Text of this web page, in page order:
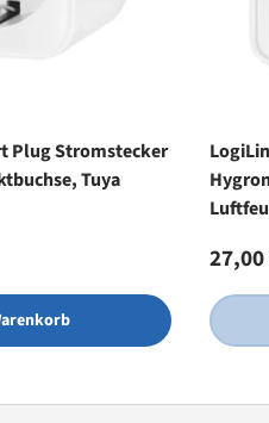
Plug Stromstecker
Tuya
27,00